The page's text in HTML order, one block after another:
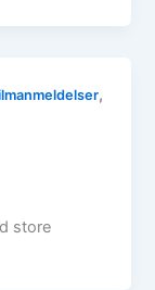
,
store